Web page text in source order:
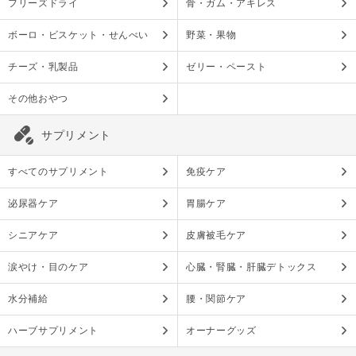
フリーズドライ 骨・ガム・アキレス
ボーロ・ビスケット・せんべい 野菜・果物
チーズ・乳製品 ゼリー・ペースト
その他おやつ
サプリメント
すべてのサプリメント 免疫ケア
泌尿器ケア 胃腸ケア
シニアケア 皮膚被毛ケア
涙やけ・目のケア 心臓・腎臓・肝臓デトックス
水分補給 腰・関節ケア
ハーブサプリメント オーナーグッズ